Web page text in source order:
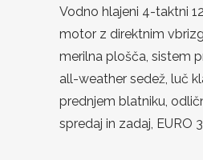
Vodno hlajeni 4-taktni
motor z direktnim
merilna plošča, sistem
all-weather sedež, luč
prednjem blatniku,
spredaj in zadaj, EURO